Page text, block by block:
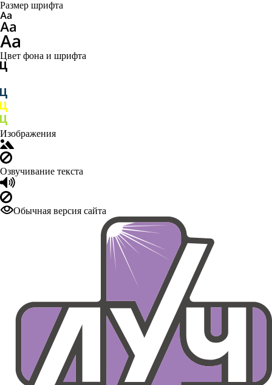
Размер шрифта
Цвет фона и шрифта
Изображения
Озвучивание текста
Обычная версия сайта